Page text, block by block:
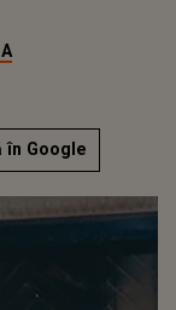
în Google